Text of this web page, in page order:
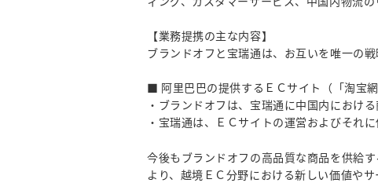
【業務提携の主な内容】
ブランドオフと宝瑞通は、お互いを唯一の
■ 阿里巴巴の提供するＥＣサイト（「淘宝
・ブランドオフは、宝瑞通に中国内におけ
・宝瑞通は、ＥＣサイトの運営およびそれ
今後もブランドオフの高品質な商品を供給
より、越境ＥＣ分野における新しい価値や